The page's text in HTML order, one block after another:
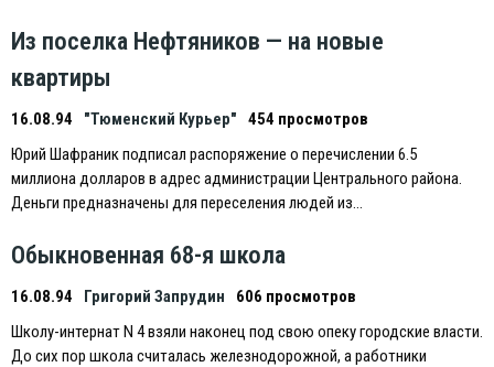
Из поселка Нефтяников — на новые
квартиры
16.08.94 "Тюменский Курьер"
454 просмотров
Юрий Шафраник подписал распоряжение о перечислении 6.5
миллиона долларов в адрес администрации Центрального района.
Деньги предназначены для переселения людей из…
Обыкновенная 68-я школа
16.08.94 Григорий Запрудин
606 просмотров
Школу-интернат N 4 взяли наконец под свою опеку городские власти.
До сих пор школа считалась железнодорожной, а работники